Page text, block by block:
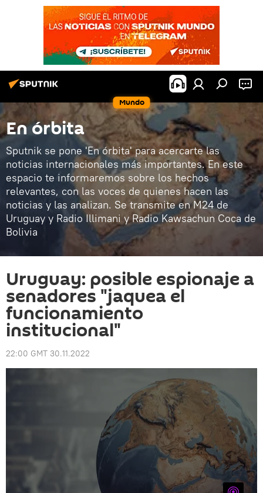
Mundo
En órbita
Sputnik se pone 'En órbita' para acercarte las
noticias internacionales más importantes. En este
espacio te informaremos sobre los hechos
relevantes, con las voces de quienes hacen las
noticias y las analizan. Se transmite en M24 de
Uruguay y Radio Illimani y Radio Kawsachun Coca de
Bolivia
Uruguay: posible espionaje a
senadores "jaquea el
funcionamiento
institucional"
22:00 GMT 30.11.2022
iTunes